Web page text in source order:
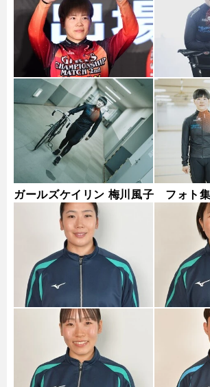
ガールズケイリン 梅川風子 フォト集